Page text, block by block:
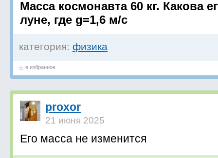
Масса космонавта 60 кг. Какова
луне, где g=1,6 м/с
категория: физика
в избранное
proxor
21 июня 2025
Его масса не изменится